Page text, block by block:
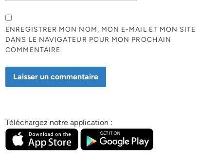
ENREGISTRER MON NOM, MON E-MAIL ET MON SITE
DANS LE NAVIGATEUR POUR MON PROCHAIN
COMMENTAIRE.
Téléchargez notre application :